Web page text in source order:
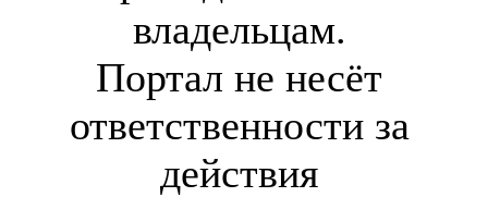
владельцам.
Портал не несёт
ответственности за
действия